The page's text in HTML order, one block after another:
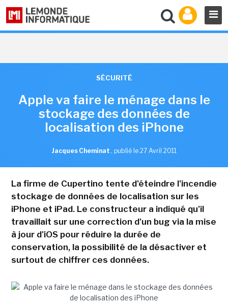
SÉCURITÉ
Apple va faire le ménage dans le
stockage des données de
localisation des iPhone
Jacques Cheminat , publié le 27 Avril 2011
La firme de Cupertino tente d'éteindre l'incendie
stockage de données de localisation sur les
iPhone et iPad. Le constructeur a indiqué qu'il
travaillait sur une correction d'un bug via la mise
à jour d'iOS pour réduire la durée de
conservation, la possibilité de la désactiver et
surtout de chiffrer ces données.